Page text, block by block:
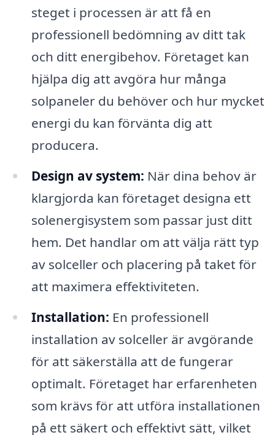
steget i processen är att få en
professionell bedömning av ditt tak
och ditt energibehov. Företaget kan
hjälpa dig att avgöra hur många
solpaneler du behöver och hur mycket
energi du kan förvänta dig att
producera.
Design av system: När dina behov är
klargjorda kan företaget designa ett
solenergisystem som passar just ditt
hem. Det handlar om att välja rätt typ
av solceller och placering på taket för
att maximera effektiviteten.
Installation: En professionell
installation av solceller är avgörande
för att säkerställa att de fungerar
optimalt. Företaget har erfarenheten
som krävs för att utföra installationen
på ett säkert och effektivt sätt, vilket